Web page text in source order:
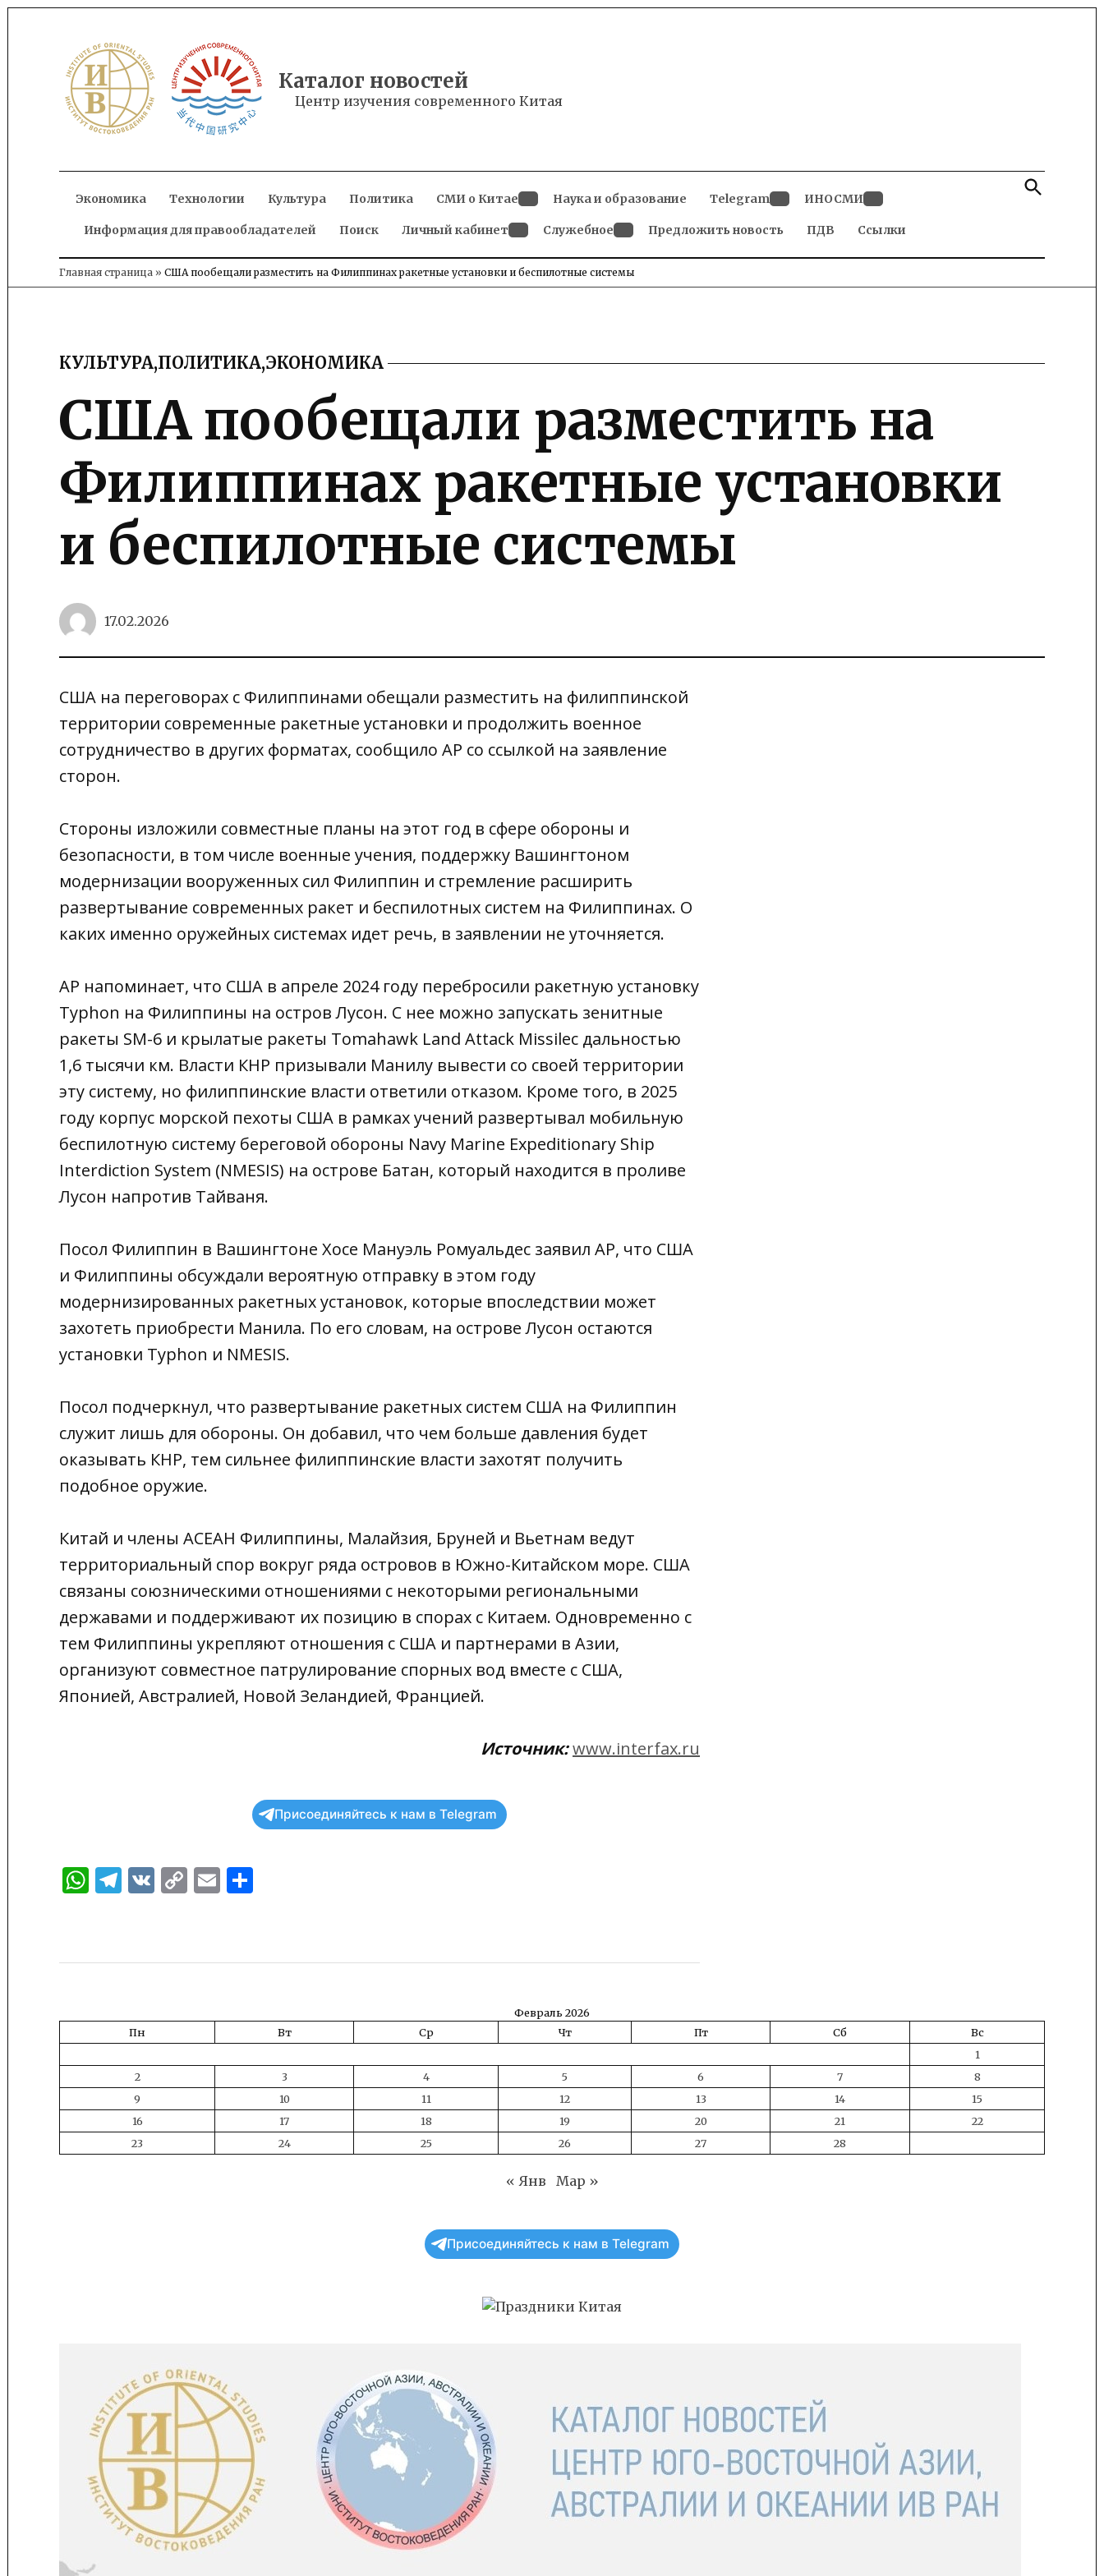
content
Каталог новостей
Центр изучения современного Китая
Экономика Технологии Культура Политика СМИ о Китае
dropdown
menu
Наука и образование Telegram
dropdown
ИНОСМИ
dropdown
Информация для правообладателей Поиск Личный кабинет
dropdown
menu
Служебное
dropdown
menu
Предложить новость ПДВ Ссылки
Open
Search
Главная страница » США пообещали разместить на Филиппинах ракетные установки и беспилотные системы
POSTED
КУЛЬТУРА,ПОЛИТИКА,ЭКОНОМИКА
США пообещали разместить на
Филиппинах ракетные установки
и беспилотные системы
17.02.2026
США на переговорах с Филиппинами обещали разместить на филиппинской
территории современные ракетные установки и продолжить военное
сотрудничество в других форматах, сообщило AP со ссылкой на заявление
сторон.
Стороны изложили совместные планы на этот год в сфере обороны и
безопасности, в том числе военные учения, поддержку Вашингтоном
модернизации вооруженных сил Филиппин и стремление расширить
развертывание современных ракет и беспилотных систем на Филиппинах. О
каких именно оружейных системах идет речь, в заявлении не уточняется.
AP напоминает, что США в апреле 2024 году перебросили ракетную установку
Typhon на Филиппины на остров Лусон. С нее можно запускать зенитные
ракеты SM-6 и крылатые ракеты Tomahawk Land Attack Missileс дальностью
1,6 тысячи км. Власти КНР призывали Манилу вывести со своей территории
эту систему, но филиппинские власти ответили отказом. Кроме того, в 2025
году корпус морской пехоты США в рамках учений развертывал мобильную
беспилотную систему береговой обороны Navy Marine Expeditionary Ship
Interdiction System (NMESIS) на острове Батан, который находится в проливе
Лусон напротив Тайваня.
Посол Филиппин в Вашингтоне Хосе Мануэль Ромуальдес заявил AP, что США
и Филиппины обсуждали вероятную отправку в этом году
модернизированных ракетных установок, которые впоследствии может
захотеть приобрести Манила. По его словам, на острове Лусон остаются
установки Typhon и NMESIS.
Посол подчеркнул, что развертывание ракетных систем США на Филиппин
служит лишь для обороны. Он добавил, что чем больше давления будет
оказывать КНР, тем сильнее филиппинские власти захотят получить
подобное оружие.
Китай и члены АСЕАН Филиппины, Малайзия, Бруней и Вьетнам ведут
территориальный спор вокруг ряда островов в Южно-Китайском море. США
связаны союзническими отношениями с некоторыми региональными
державами и поддерживают их позицию в спорах с Китаем. Одновременно с
тем Филиппины укрепляют отношения с США и партнерами в Азии,
организуют совместное патрулирование спорных вод вместе с США,
Японией, Австралией, Новой Зеландией, Францией.
Источник:www.interfax.ru
Присоединяйтесь к нам в Telegram
WhatsApp
Telegram
VK CopyEmail
Февраль 2026
Пн
Вт Ср Чт Пт Сб
Вс
1
2
3 4 5 6 7
8
9
10 11 12 13 14
15
16
17 18 19 20 21
22
23
24 25 26 27 28
« Янв Мар »
Присоединяйтесь к нам в Telegram